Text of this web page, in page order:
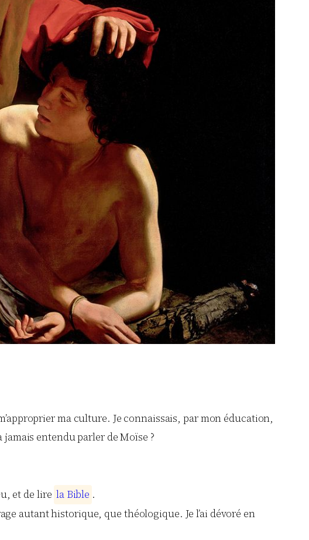
ma culture. Je connaissais, par mon éducation,
entendu parler de Moïse ?
et de lire la Bible .
autant historique, que théologique. Je l’ai dévoré en